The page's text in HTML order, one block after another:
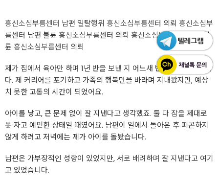
흥신소심부름센터 남편 일탈행위 흥신소심부름센터 의뢰 흥신소심부
름센터 남편 불륜 흥신소심부름센터 의뢰 흥신소심부름센터
남편 불
륜 흥신소심부름센터 의뢰
제가 집에서 육아만 하며 1년 반을 보낸 지 어느새 반년이 지나갔습니
다. 제 커리어를 포기하고 가족의 행복만을 바라며 지내왔지만, 예상
치 못한 고통의 시간이 되었어요.
아이를 낳고, 큰 문제 없이 잘 지낸다고 생각했죠. 둘 다 잠을 제대로
못 자고 예민한 상태일 때였어요. 남편이 일에서 돌아온 후 피곤하지
않게 하려고 저녁에는 제가 아이를 돌봤습니다.
남편은 가부장적인 성향이 있었지만, 서로 배려하며 잘 지낸다고 여기
고 있었습니다.